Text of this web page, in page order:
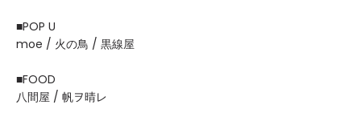
■POP U
moe / 火の鳥 / 黒線屋
■FOOD
八間屋 / 帆ヲ晴レ